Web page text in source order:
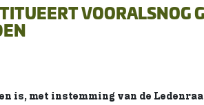
VOORALSNOG
is, met instemming van de